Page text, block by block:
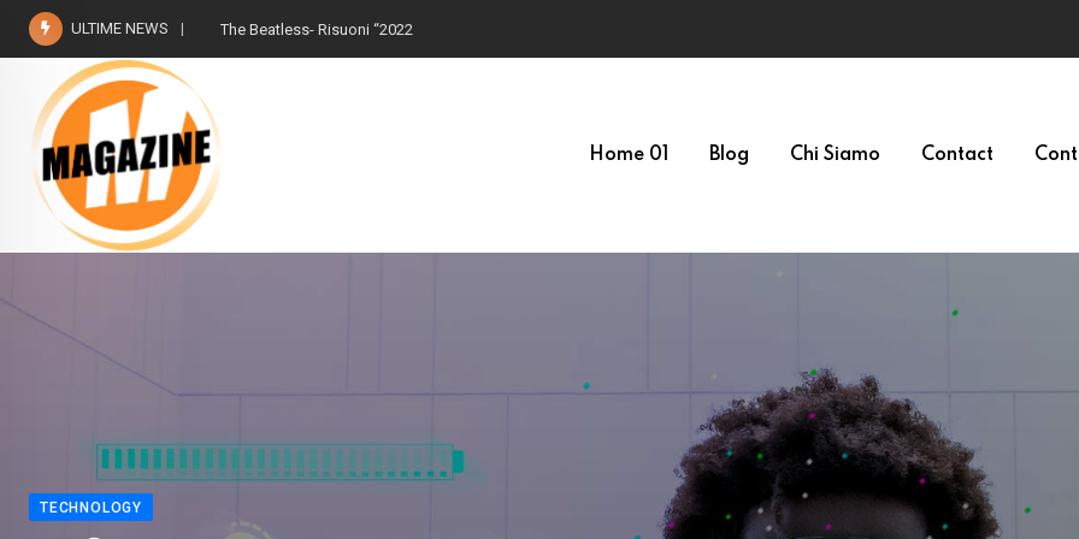
ULTIME NEWS
Home 01 Blog Chi Siamo Contact
TECHNOLOGY